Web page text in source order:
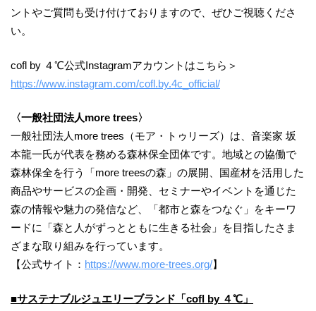
ントやご質問も受け付けておりますので、ぜひご視聴くださ
い。
cofl by ４℃公式Instagramアカウントはこちら＞
https://www.instagram.com/cofl.by.4c_official/
〈一般社団法人more trees〉
一般社団法人more trees（モア・トゥリーズ）は、音楽家 坂
本龍一氏が代表を務める森林保全団体です。地域との協働で
森林保全を行う「more treesの森」の展開、国産材を活用した
商品やサービスの企画・開発、セミナーやイベントを通じた
森の情報や魅力の発信など、「都市と森をつなぐ」をキーワ
ードに「森と人がずっとともに生きる社会」を目指したさま
ざまな取り組みを行っています。
【公式サイト： https://www.more-trees.org/】
■サステナブルジュエリーブランド「cofl by ４℃」